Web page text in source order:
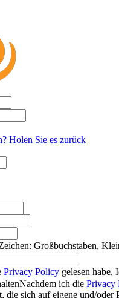
Holen Sie es zurück
Großbuchstaben,
Privacy Policy gelesen habe,
Nachdem ich die Privacy
die sich auf eigene und/